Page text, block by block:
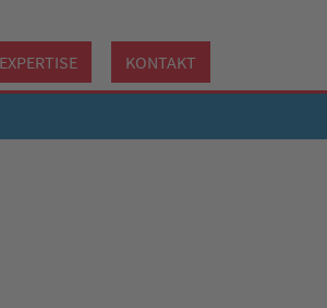
EXPERTISE KONTAKT